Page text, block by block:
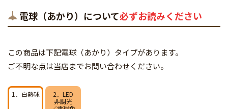
電球（あかり）について必ずお読みください
この商品は下記電球（あかり）タイプがあります。
ご不明な点は当店までお問い合わせください。
1．白熱球
2．LED
非調光